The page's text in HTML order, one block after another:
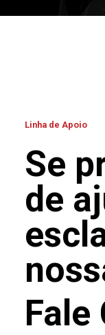
Linha de Apoio
Se
de
Fale